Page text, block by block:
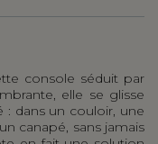
console séduit par
elle se glisse
: dans un couloir, une
canapé, sans jamais